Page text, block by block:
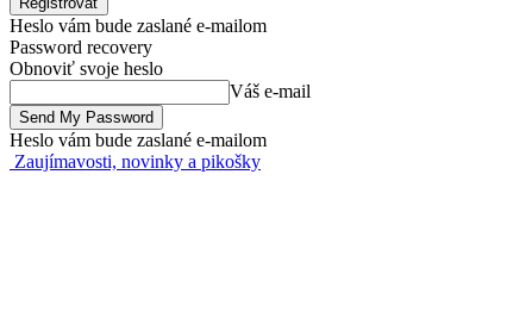
Heslo vám bude zaslané e-mailom
Password recovery
Obnoviť svoje heslo
Váš e-mail
Heslo vám bude zaslané e-mailom
Zaujímavosti, novinky a pikošky